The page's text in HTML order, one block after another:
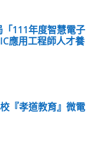
111年度智慧電子
應用工程師人才養
『孝道教育』微電